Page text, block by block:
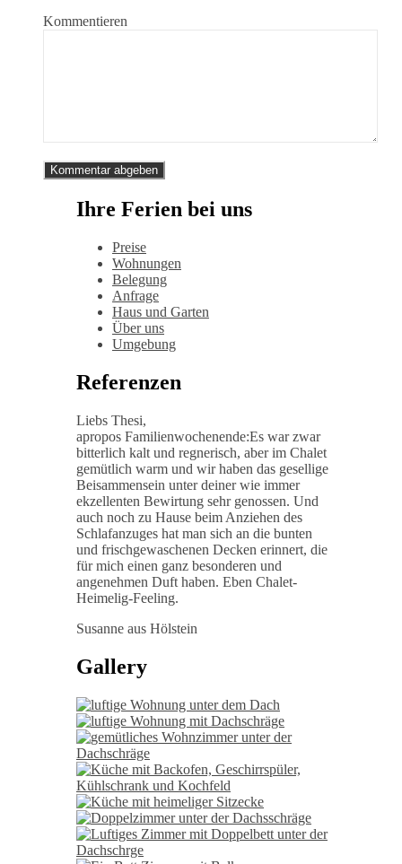
Kommentieren
Ihre Ferien bei uns
Preise
Wohnungen
Belegung
Anfrage
Haus und Garten
Über uns
Umgebung
Referenzen
Liebs Thesi,
apropos Familienwochenende:Es war zwar
bitterlich kalt und regnerisch, aber im Chalet
gemütlich warm und wir haben das gesellige
Beisammensein unter deiner wie immer
ekzellenten Bewirtung sehr genossen. Und
auch noch zu Hause beim Anziehen des
Schlafanzuges hat man sich an die bunten
und frischgewaschenen Decken erinnert, die
für mich einen ganz besonderen und
angenehmen Duft haben. Eben Chalet-
Heimelig-Feeling.
Susanne aus Hölstein
Gallery